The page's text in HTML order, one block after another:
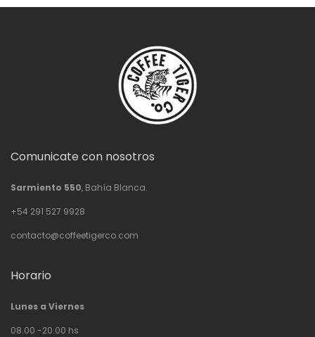
Comunicate con nosotros
Sarmiento 550, Bahía Blanca.
+54 291 527 9928
contacto@coffeetigerco.com
Horario
Lunes a Viernes
08.00 -20.00 hs